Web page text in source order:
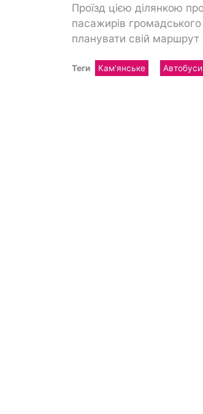
Проїзд цією ділянкою
пасажирів
планувати свій маршрут
Теги Кам'янське Автобуси